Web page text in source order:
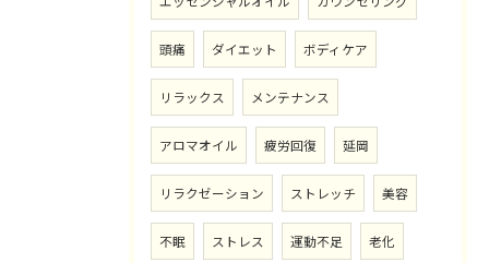
頭痛 ダイエット ボディケア
リラックス メンテナンス
アロマオイル 疲労回復 延岡
リラクゼーション ストレッチ 美容
不眠 ストレス 運動不足 老化